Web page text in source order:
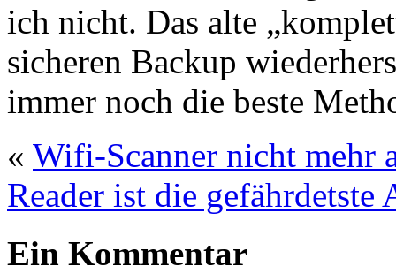
ich nicht. Das alte
sicheren Backup
immer noch die beste
« Wifi-Scanner nicht mehr
Reader ist die gefährdetste
Ein Kommentar